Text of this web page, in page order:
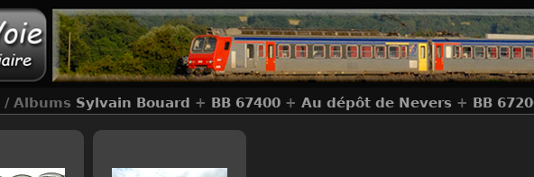
/ Albums Sylvain Bouard + BB 67400 + Au dépôt de Nevers + BB